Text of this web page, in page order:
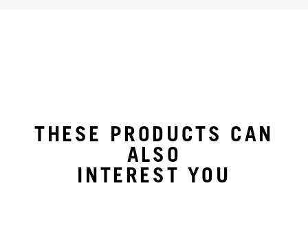
THESE PRODUCTS CAN
ALSO
INTEREST YOU